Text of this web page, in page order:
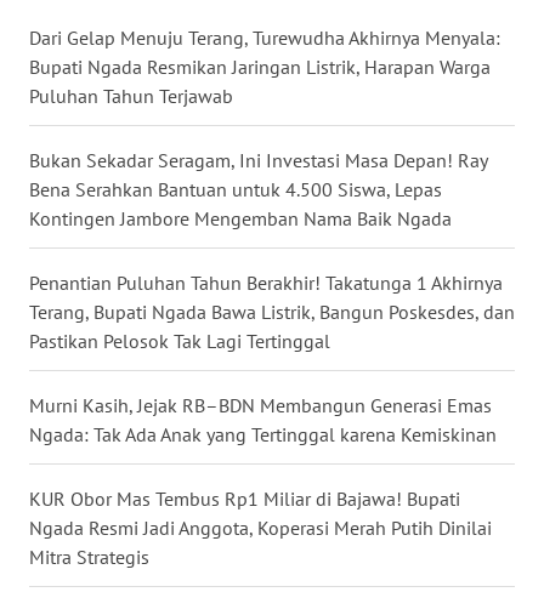
Dari Gelap Menuju Terang, Turewudha Akhirnya Menyala:
Bupati Ngada Resmikan Jaringan Listrik, Harapan Warga
Puluhan Tahun Terjawab
Bukan Sekadar Seragam, Ini Investasi Masa Depan! Ray
Bena Serahkan Bantuan untuk 4.500 Siswa, Lepas
Kontingen Jambore Mengemban Nama Baik Ngada
Penantian Puluhan Tahun Berakhir! Takatunga 1 Akhirnya
Terang, Bupati Ngada Bawa Listrik, Bangun Poskesdes, dan
Pastikan Pelosok Tak Lagi Tertinggal
Murni Kasih, Jejak RB–BDN Membangun Generasi Emas
Ngada: Tak Ada Anak yang Tertinggal karena Kemiskinan
KUR Obor Mas Tembus Rp1 Miliar di Bajawa! Bupati
Ngada Resmi Jadi Anggota, Koperasi Merah Putih Dinilai
Mitra Strategis
WN
KALTENG
WN
KALTARA
WN
WN
SULSEL
WN
GORONTALO